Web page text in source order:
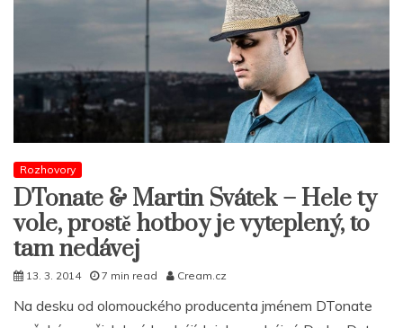
Rozhovory
DTonate & Martin Svátek – Hele ty
vole, prostě hotboy je vyteplený, to
tam nedávej
13. 3. 2014 7 min read Cream.cz
Na desku od olomouckého producenta jménem DTonate